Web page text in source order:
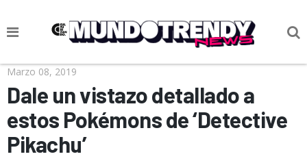
NOTICIAS
CULTURA POP
CIENCIA Y TECNOLOGÍA
VIDA
Marzo 08, 2019
Dale un vistazo detallado a
estos Pokémons de ‘Detective
Pikachu’